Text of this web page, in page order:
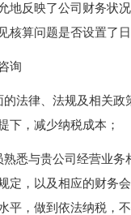
地反映了公司财务状
核算问题是否设置了日
询
律、法规及相关政
下，减少纳税成本；
与贵公司经营业务
定，以及相应的财务
平，做到依法纳税，不